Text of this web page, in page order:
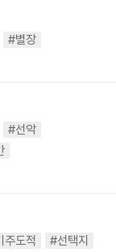
#별장
#선악
주도적
#선택지